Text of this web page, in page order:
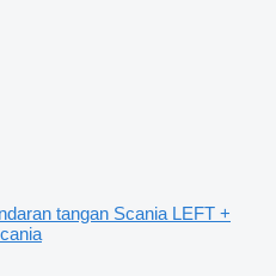
tangan Scania LEFT +